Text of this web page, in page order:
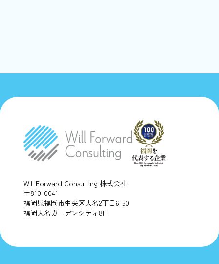
Will Forward Consulting 株式会社
〒810-0041
福岡県福岡市中央区大名2丁目6-50
福岡大名ガーデンシティ8F